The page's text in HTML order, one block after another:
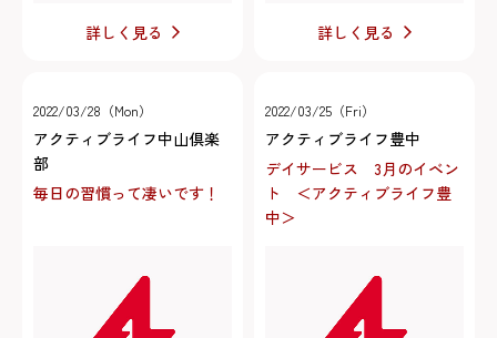
詳しく見る 詳しく見る
2022/03/28（Mon）
アクティブライフ中山倶楽
部
毎日の習慣って凄いです！
2022/03/25（Fri）
アクティブライフ豊中
デイサービス 3月のイベン
ト ＜アクティブライフ豊
中＞